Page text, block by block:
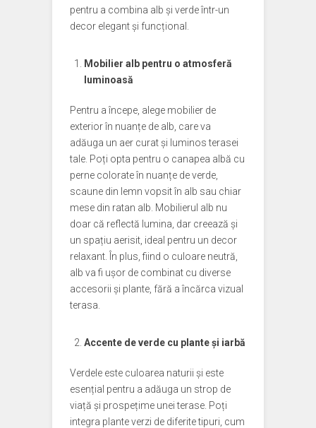
pentru a combina alb și verde într-un
decor elegant și funcțional.
Mobilier alb pentru o atmosferă
luminoasă
Pentru a începe, alege mobilier de
exterior în nuanțe de alb, care va
adăuga un aer curat și luminos terasei
tale. Poți opta pentru o canapea albă cu
perne colorate în nuanțe de verde,
scaune din lemn vopsit în alb sau chiar
mese din ratan alb. Mobilierul alb nu
doar că reflectă lumina, dar creează și
un spațiu aerisit, ideal pentru un decor
relaxant. În plus, fiind o culoare neutră,
alb va fi ușor de combinat cu diverse
accesorii și plante, fără a încărca vizual
terasa.
Accente de verde cu plante și iarbă
Verdele este culoarea naturii și este
esențial pentru a adăuga un strop de
viață și prospețime unei terase. Poți
integra plante verzi de diferite tipuri, cum